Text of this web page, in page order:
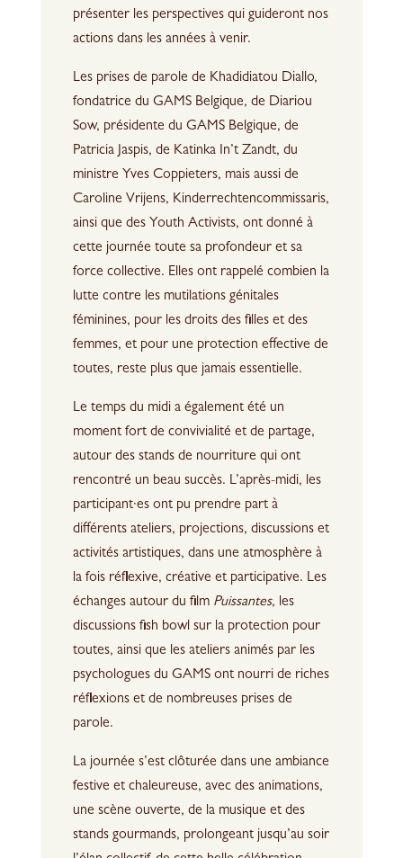
présenter les perspectives qui guideront nos
actions dans les années à venir.
Les prises de parole de Khadidiatou Diallo,
fondatrice du GAMS Belgique, de Diariou
Sow, présidente du GAMS Belgique, de
Patricia Jaspis, de Katinka In’t Zandt, du
ministre Yves Coppieters, mais aussi de
Caroline Vrijens, Kinderrechtencommissaris,
ainsi que des Youth Activists, ont donné à
cette journée toute sa profondeur et sa
force collective. Elles ont rappelé combien la
lutte contre les mutilations génitales
féminines, pour les droits des filles et des
femmes, et pour une protection effective de
toutes, reste plus que jamais essentielle.
Le temps du midi a également été un
moment fort de convivialité et de partage,
autour des stands de nourriture qui ont
rencontré un beau succès. L’après-midi, les
participant·es ont pu prendre part à
différents ateliers, projections, discussions et
activités artistiques, dans une atmosphère à
la fois réflexive, créative et participative. Les
échanges autour du film Puissantes, les
discussions fish bowl sur la protection pour
toutes, ainsi que les ateliers animés par les
psychologues du GAMS ont nourri de riches
réflexions et de nombreuses prises de
parole.
La journée s’est clôturée dans une ambiance
festive et chaleureuse, avec des animations,
une scène ouverte, de la musique et des
stands gourmands, prolongeant jusqu’au soir